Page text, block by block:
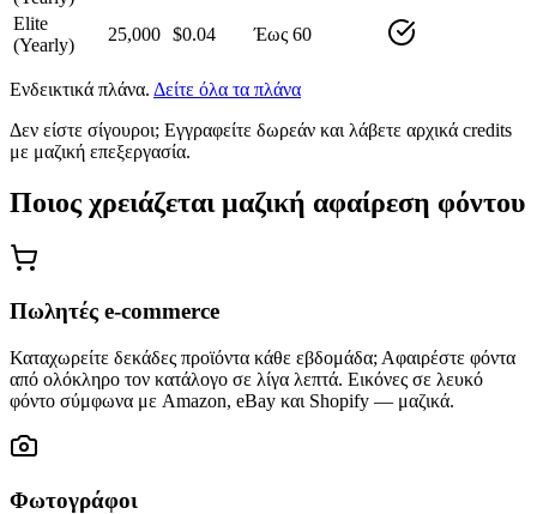
Elite
(Yearly)
25,000 $0.04 Έως 60
Ενδεικτικά πλάνα. Δείτε όλα τα πλάνα
Δεν είστε σίγουροι; Εγγραφείτε δωρεάν και λάβετε αρχικά credits
με μαζική επεξεργασία.
Ποιος χρειάζεται μαζική αφαίρεση φόντου
Πωλητές e-commerce
Καταχωρείτε δεκάδες προϊόντα κάθε εβδομάδα; Αφαιρέστε φόντα
από ολόκληρο τον κατάλογο σε λίγα λεπτά. Εικόνες σε λευκό
φόντο σύμφωνα με Amazon, eBay και Shopify — μαζικά.
Φωτογράφοι